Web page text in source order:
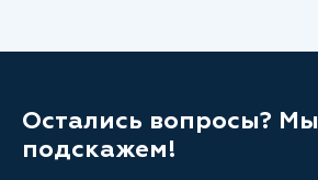
Остались вопросы? Мы
подскажем!